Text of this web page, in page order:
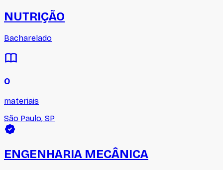
NUTRIÇÃO
Bacharelado
0
materiais
São Paulo, SP
ENGENHARIA MECÂNICA